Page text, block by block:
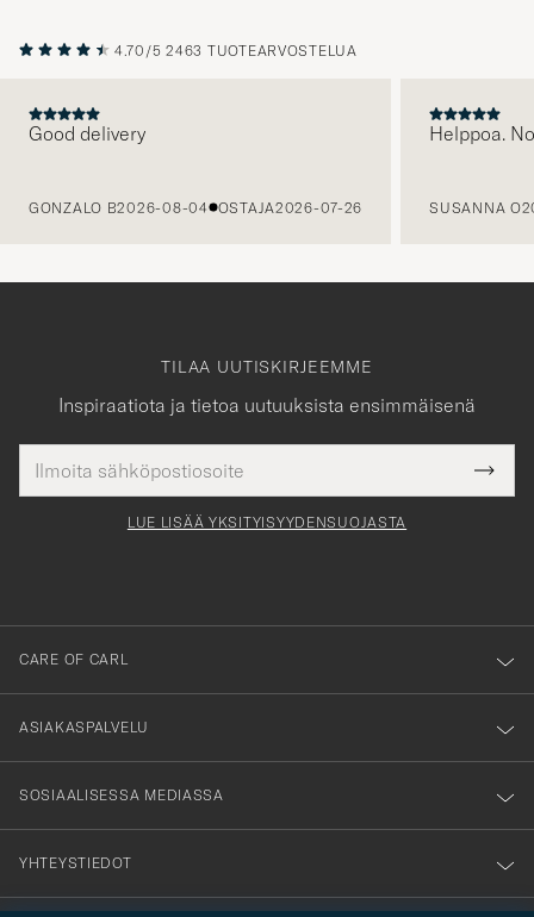
4.70/5 2463 TUOTEARVOSTELUA
Good delivery
GONZALO B2026-08-04 OSTAJA2026-07-26
Helppoa.
SUSANNA O
TILAA UUTISKIRJEEMME
Inspiraatiota ja tietoa uutuuksista ensimmäisenä
tieto
Tack
för
dig
till
vårt
nyhetsbrev!
LUE LISÄÄ YKSITYISYYDENSUOJASTA
CARE OF CARL
ASIAKASPALVELU
SOSIAALISESSA MEDIASSA
YHTEYSTIEDOT